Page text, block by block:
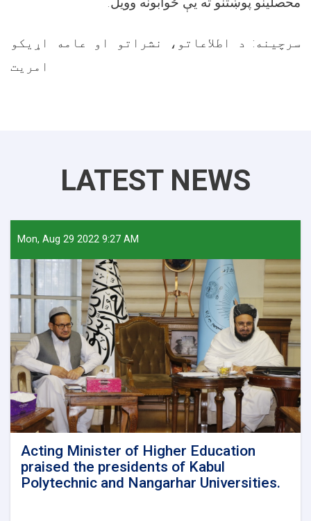
سرچینه: د اطلاعاتو، نشراتو او عامه اړیکو
امریت
LATEST NEWS
Mon, Aug 29 2022 9:27 AM
Acting Minister of Higher Education
praised the presidents of Kabul
Polytechnic and Nangarhar Universities.